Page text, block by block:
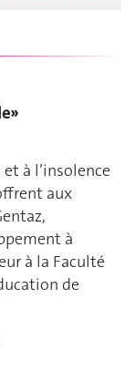
à l’insolence
aux
à
à la Faculté
de